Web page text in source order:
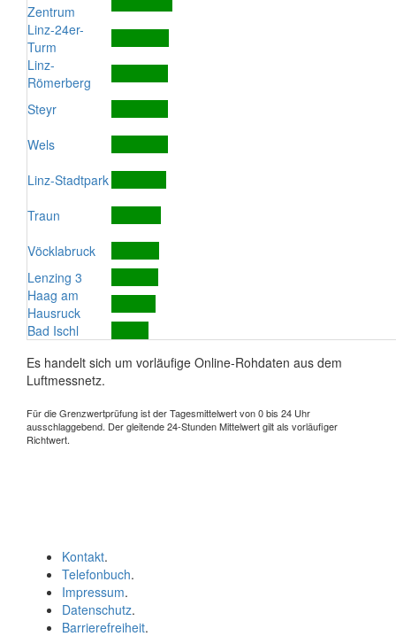
Zentrum
Linz-24er-
Turm
Linz-
Römerberg
Steyr
Wels
Linz-Stadtpark
Traun
Vöcklabruck
Lenzing 3
Haag am
Hausruck
Bad Ischl
Es handelt sich um vorläufige Online-Rohdaten aus dem
Luftmessnetz.
Für die Grenzwertprüfung ist der Tagesmittelwert von 0 bis 24 Uhr
ausschlaggebend. Der gleitende 24-Stunden Mittelwert gilt als vorläufiger
Richtwert.
Kontakt.
Telefonbuch.
Impressum.
Datenschutz.
Barrierefreiheit.